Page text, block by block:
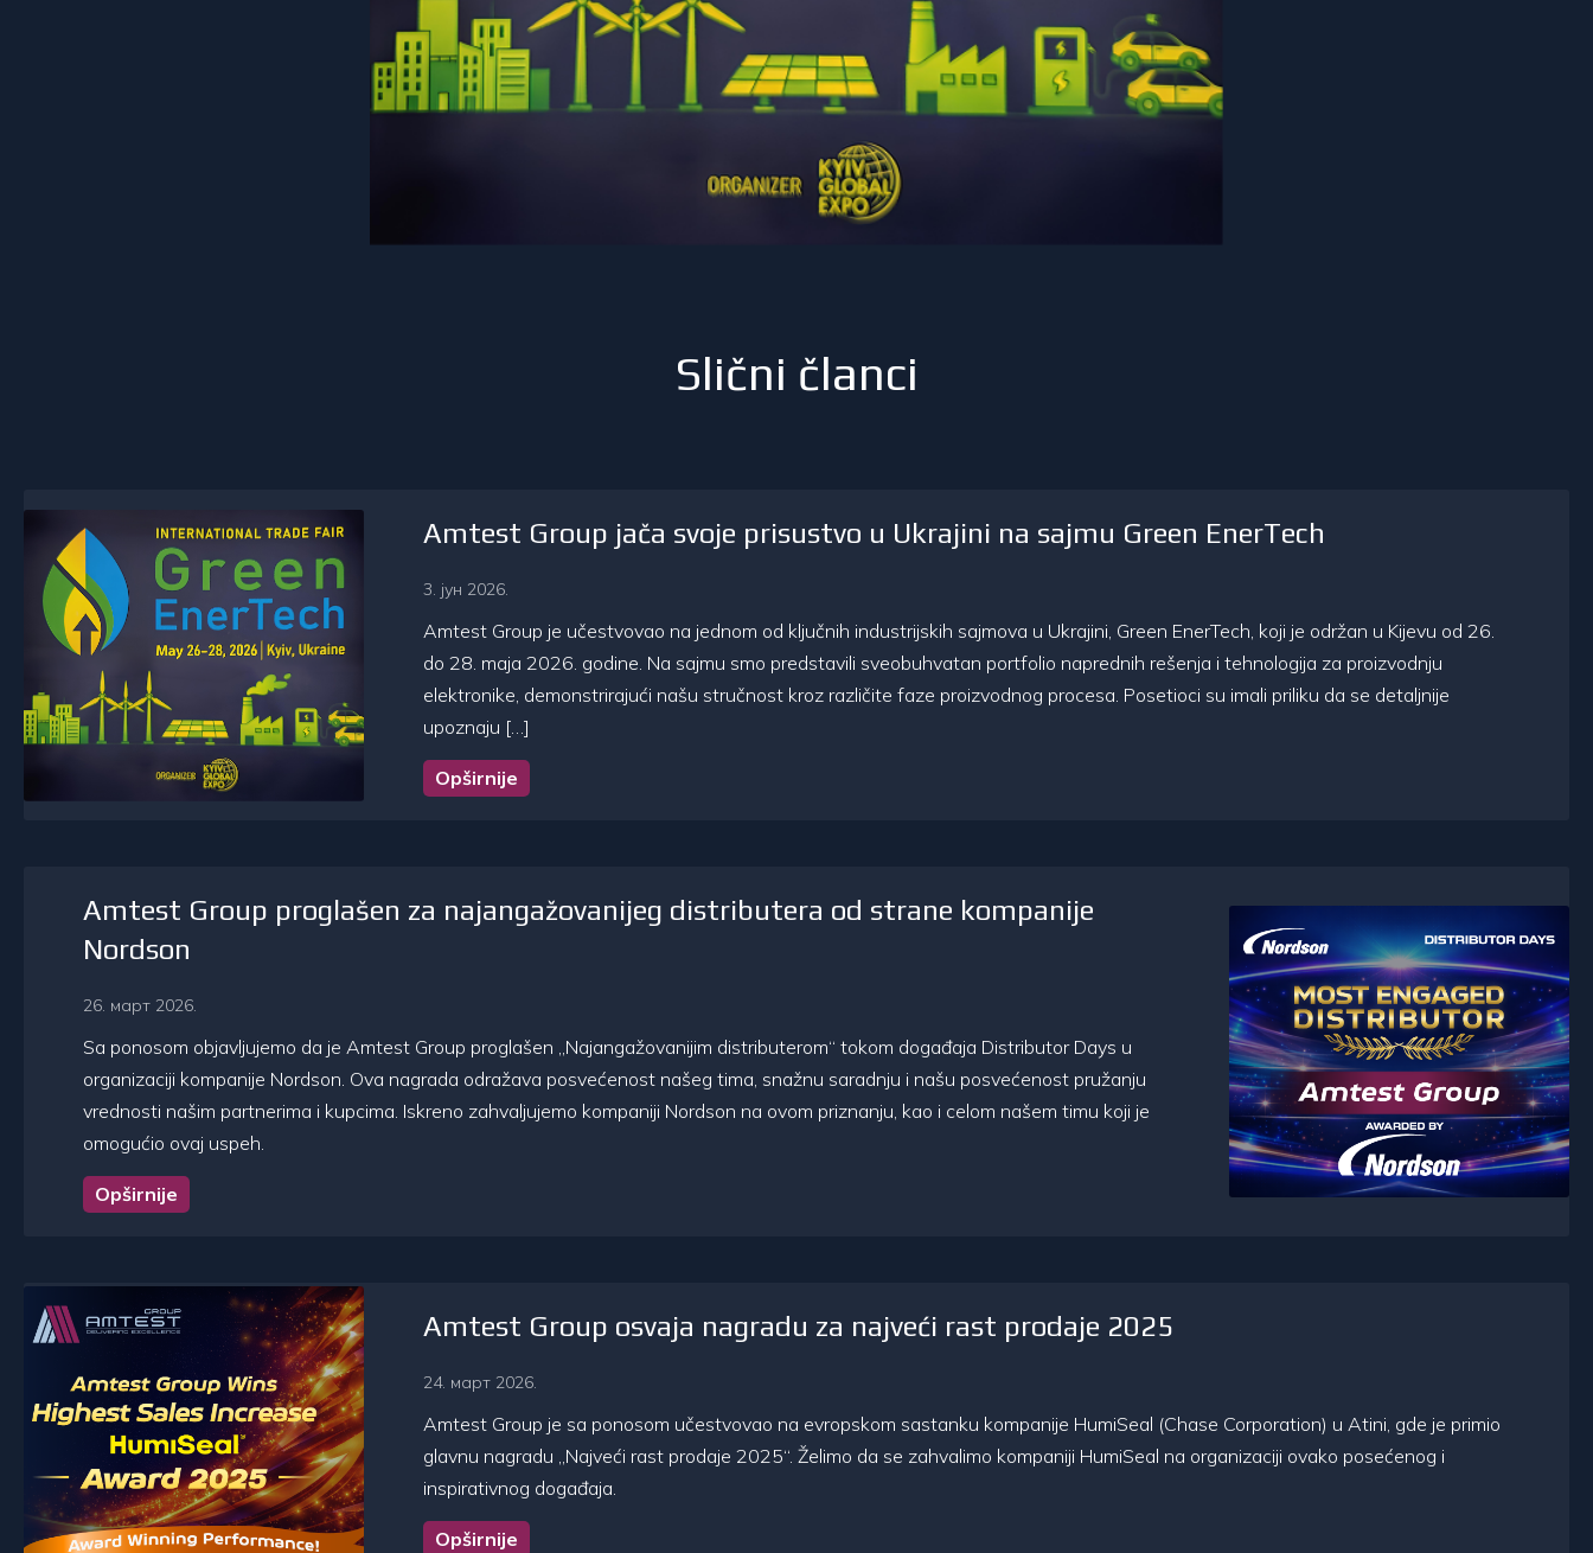
Slični članci
Amtest Group jača svoje prisustvo u Ukrajini na sajmu Green EnerTech
3. јун 2026.
Amtest Group je učestvovao na jednom od ključnih industrijskih sajmova u Ukrajini, Green EnerTech, koji je održan u Kijevu od 26.
do 28. maja 2026. godine. Na sajmu smo predstavili sveobuhvatan portfolio naprednih rešenja i tehnologija za proizvodnju
elektronike, demonstrirajući našu stručnost kroz različite faze proizvodnog procesa. Posetioci su imali priliku da se detaljnije
upoznaju […]
Opširnije
Amtest Group proglašen za najangažovanijeg distributera od strane kompanije
Nordson
26. март 2026.
Sa ponosom objavljujemo da je Amtest Group proglašen „Najangažovanijim distributerom“ tokom događaja Distributor Days u
organizaciji kompanije Nordson. Ova nagrada odražava posvećenost našeg tima, snažnu saradnju i našu posvećenost pružanju
vrednosti našim partnerima i kupcima. Iskreno zahvaljujemo kompaniji Nordson na ovom priznanju, kao i celom našem timu koji je
omogućio ovaj uspeh.
Opširnije
Amtest Group osvaja nagradu za najveći rast prodaje 2025
24. март 2026.
Amtest Group je sa ponosom učestvovao na evropskom sastanku kompanije HumiSeal (Chase Corporation) u Atini, gde je primio
glavnu nagradu „Najveći rast prodaje 2025“. Želimo da se zahvalimo kompaniji HumiSeal na organizaciji ovako posećenog i
inspirativnog događaja.
Opširnije